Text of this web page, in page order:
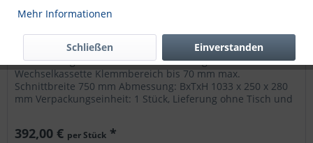
Anbau-Schneidvorrichtung 750 mm
mit Wechselkassette
Bezeichnung: Anbau-Schneidvorrichtung Modul 5000 mit
Wechselkassette Klemmbereich bis 70 mm max.
Schnittbreite 750 mm Abmessung: BxTxH 1033 x 250 x 280
mm Verpackungseinheit: 1 Stück, Lieferung ohne Tisch und
392,00 € per Stück *
Mehr Informationen
Einverstanden
Schließen